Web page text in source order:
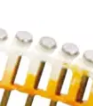
tilauksille
tuotteita.